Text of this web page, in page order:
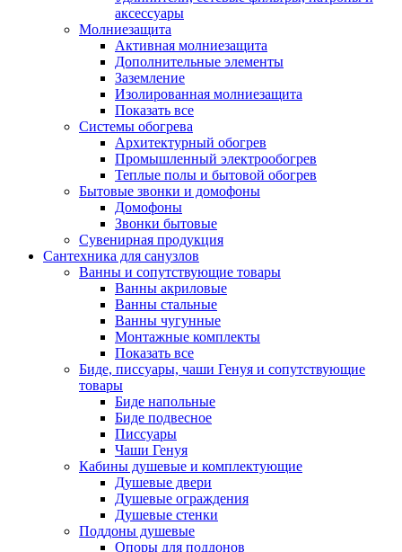
аксессуары
Молниезащита
Активная молниезащита
Дополнительные элементы
Заземление
Изолированная молниезащита
Показать все
Системы обогрева
Архитектурный обогрев
Промышленный электрообогрев
Теплые полы и бытовой обогрев
Бытовые звонки и домофоны
Домофоны
Звонки бытовые
Сувенирная продукция
Сантехника для санузлов
Ванны и сопутствующие товары
Ванны акриловые
Ванны стальные
Ванны чугунные
Монтажные комплекты
Показать все
Биде, писсуары, чаши Генуя и сопутствующие
товары
Биде напольные
Биде подвесное
Писсуары
Чаши Генуя
Кабины душевые и комплектующие
Душевые двери
Душевые ограждения
Душевые стенки
Поддоны душевые
Опоры для поддонов